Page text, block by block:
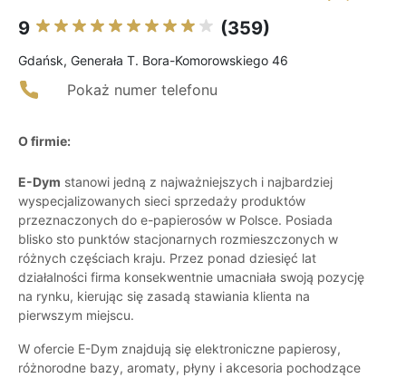
9 (359)
Gdańsk, Generała T. Bora-Komorowskiego 46
Pokaż numer telefonu
O firmie:
E-Dym stanowi jedną z najważniejszych i najbardziej
wyspecjalizowanych sieci sprzedaży produktów
przeznaczonych do e-papierosów w Polsce. Posiada
blisko sto punktów stacjonarnych rozmieszczonych w
różnych częściach kraju. Przez ponad dziesięć lat
działalności firma konsekwentnie umacniała swoją pozycję
na rynku, kierując się zasadą stawiania klienta na
pierwszym miejscu.
W ofercie E-Dym znajdują się elektroniczne papierosy,
różnorodne bazy, aromaty, płyny i akcesoria pochodzące